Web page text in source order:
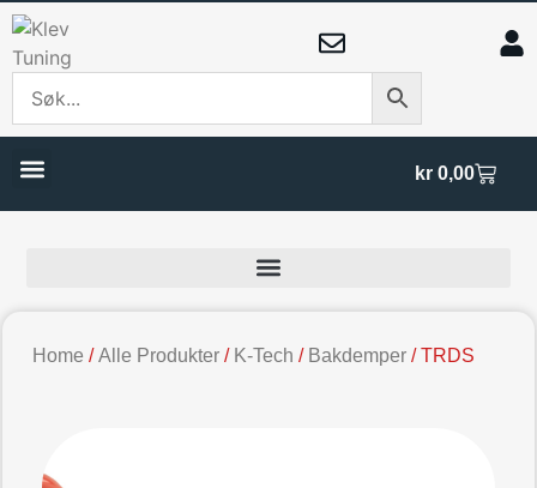
kr 0,00
Home /Alle Produkter / K-Tech / Bakdemper / TRDS